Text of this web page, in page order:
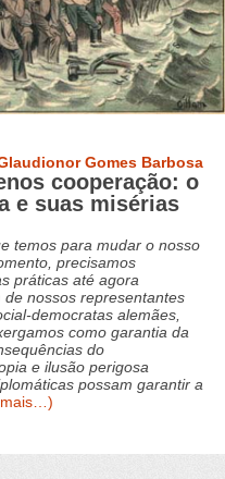
Gomes Barbosa
cooperação: o
e suas misérias
temos para mudar o nosso
precisamos
práticas até agora
nossos representantes
democratas alemães,
como garantia da
do
e ilusão perigosa
possam garantir a